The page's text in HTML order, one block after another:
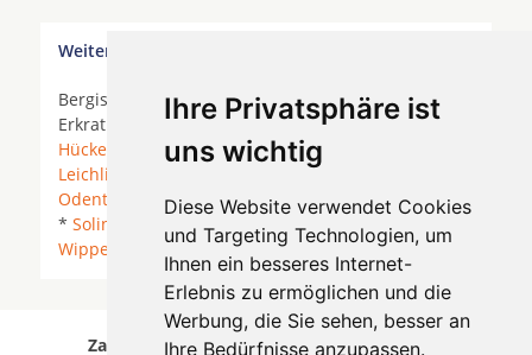
Ihre Privatsphäre ist
uns wichtig
Diese Website verwendet Cookies
und Targeting Technologien, um
Ihnen ein besseres Internet-
Erlebnis zu ermöglichen und die
Werbung, die Sie sehen, besser an
Ihre Bedürfnisse anzupassen.
Weitere Orte in der Nähe von Wuppertal Barmen
Bergisch Gladbach *Burscheid*Ennepetal *
Erkrath *
Gummersbach *Haan* Halver *
Hückeswagen*Kürten* Langenfeld (Rheinland) *
Leichlingen (Rheinland)
Leverkusen
Odenthal
Radevormwald* Remscheid* Schwelm
* Solingen * Sprockhövel * Wermelskirchen
Wipperfürth
*Wuppertal* Wülfrath *
Zahnärzte für Zahnimplantete in Wuppertal